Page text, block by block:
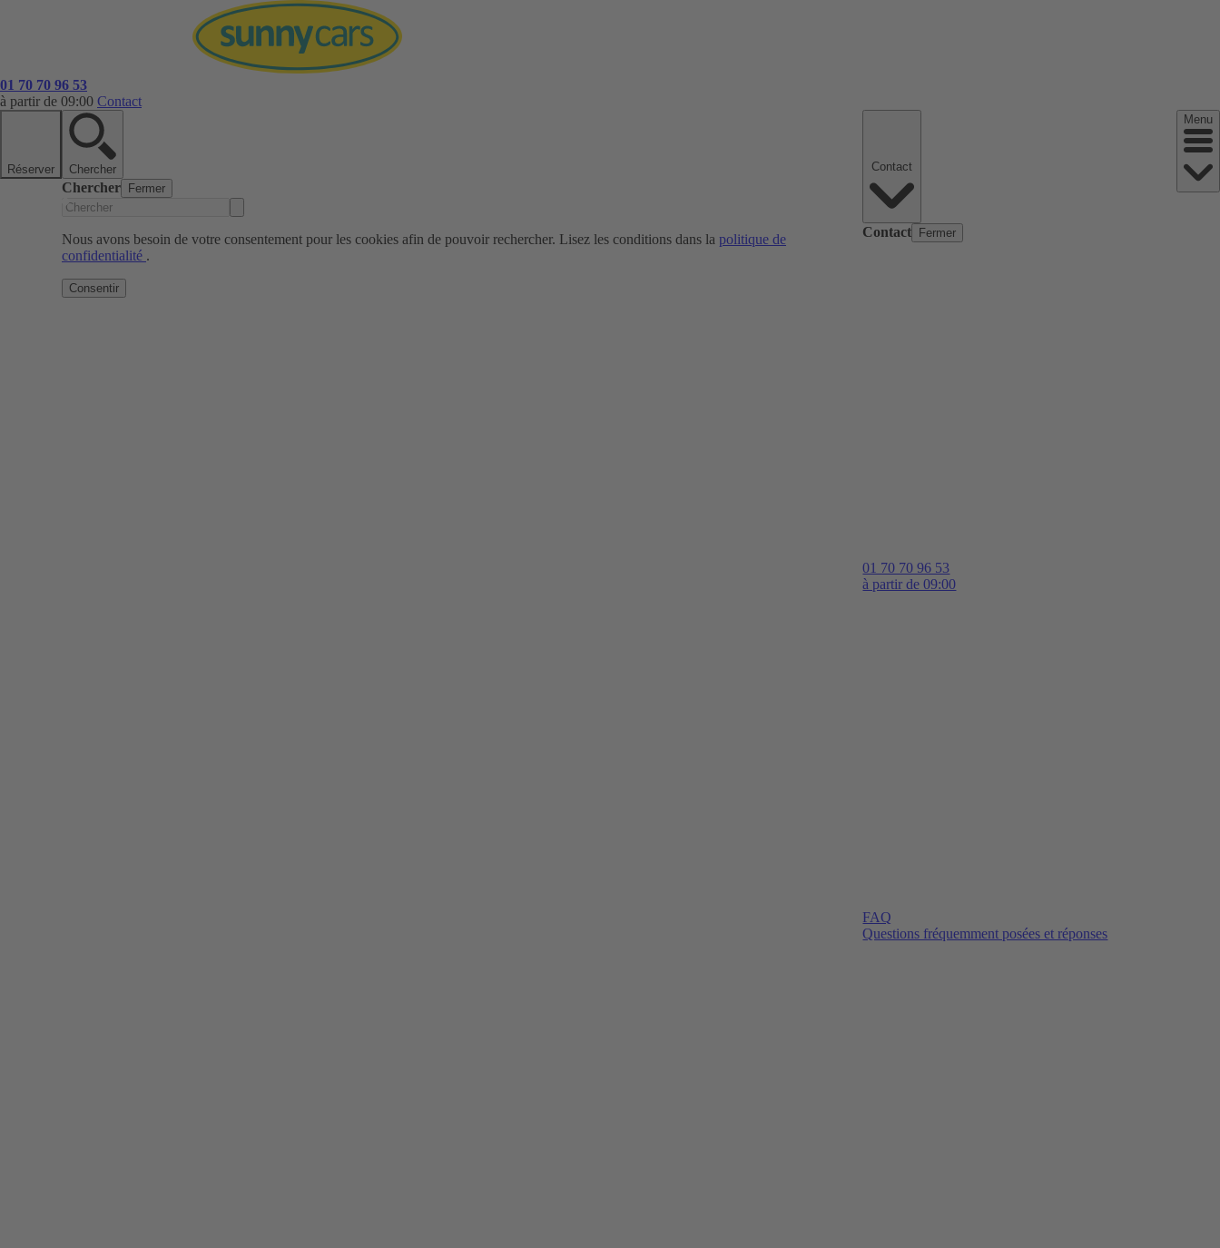
01 70 70 96 53
à partir de 09:00 Contact
Réserver Chercher
Chercher Fermer
Nous avons besoin de votre consentement pour les cookies afin de pouvoir rechercher. Lisez les conditions dans la politique de
confidentialité .
Consentir
Contact Fermer
01 70 70 96 53
à partir de 09:00
FAQ
Questions fréquemment posées et réponses
Menu